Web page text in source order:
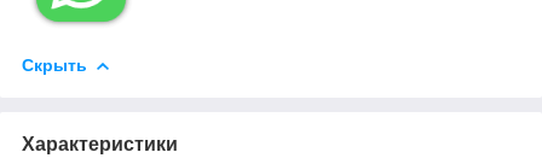
Скрыть
Характеристики